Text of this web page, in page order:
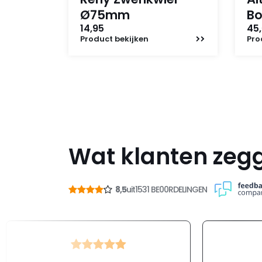
Ø75mm
14,95
Product bekijken
Wat klanten
8,5uit1531 BE00RDELINGEN